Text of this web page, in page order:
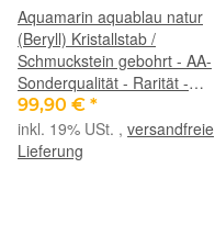
Aquamarin aquablau natur
(Beryll) Kristallstab /
Schmuckstein gebohrt - AA-
Sonderqualität - Rarität -
Handarbeit - ca. 1,4 cm x 1,4
cm x 1,4 cm
99,90 € *
inkl. 19% USt. , versandfreie
Lieferung